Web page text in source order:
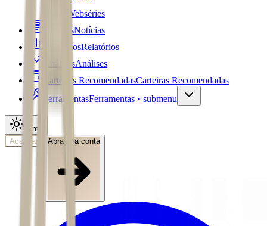
Webséries
NotíciasNotícias
RelatóriosRelatórios
AnálisesAnálises
Carteiras RecomendadasCarteiras Recomendadas
FerramentasFerramentas • submenu
Tema
Acessar
Abra sua conta